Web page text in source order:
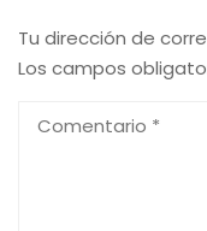
Tu dirección de
Los campos